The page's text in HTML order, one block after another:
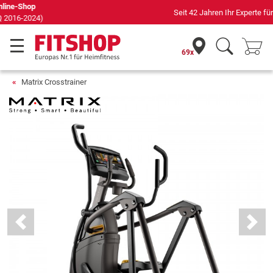
Seit 42 Jahren Ihr Experte für Heimfitness
69x
Matrix Crosstrainer
Previous Next